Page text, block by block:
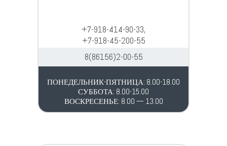
+7-918-414-90-33,
+7-918-45-200-55
8(86156)2-00-55
ПОНЕДЕЛЬНИК-ПЯТНИЦА: 8.00-18.00
СУББОТА: 8.00-15.00
ВОСКРЕСЕНЬЕ: 8.00 — 13.00